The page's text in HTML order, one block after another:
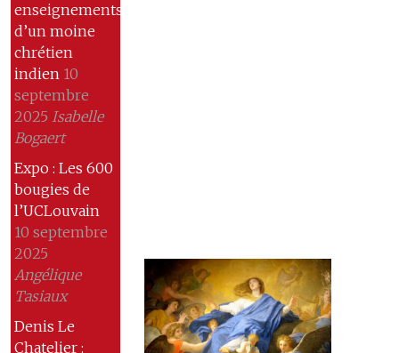
enseignements
d’un moine
chrétien
indien 10
septembre
2025 Isabelle
Bogaert
Expo : Les 600
bougies de
l’UCLouvain
10 septembre
2025
Angélique
Tasiaux
Denis Le
Chatelier :